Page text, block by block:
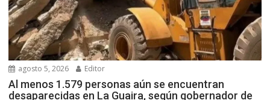
agosto 5, 2026 Editor
Al menos 1.579 personas aún se encuentran
desaparecidas en La Guaira, según gobernador de